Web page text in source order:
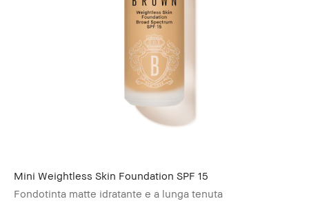
Mini Weightless Skin Foundation SPF 15
Fondotinta matte idratante e a lunga tenuta